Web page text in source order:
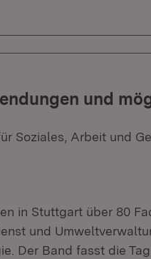
und
Soziales, Arbeit und
in Stuttgart über 80
und
Der Band fasst die